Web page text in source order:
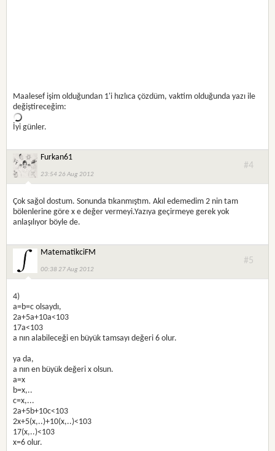
Maalesef işim olduğundan 1'i hızlıca çözdüm, vaktim olduğunda yazı ile
değiştireceğim:
İyi günler.
Furkan61
23:54 26 Aug 2012
#4
Çok sağol dostum. Sonunda tıkanmıştım. Akıl edemedim 2 nin tam
bölenlerine göre x e değer vermeyi.Yazıya geçirmeye gerek yok
anlaşılıyor böyle de.
MatematikciFM
00:38 27 Aug 2012
#5
4)
a=b=c olsaydı,
2a+5a+10a<103
17a<103
a nın alabileceği en büyük tamsayı değeri 6 olur.
ya da,
a nın en büyük değeri x olsun.
a=x
b=x,..
c=x,...
2a+5b+10c<103
2x+5(x,..)+10(x,..)<103
17(x,..)<103
x=6 olur.